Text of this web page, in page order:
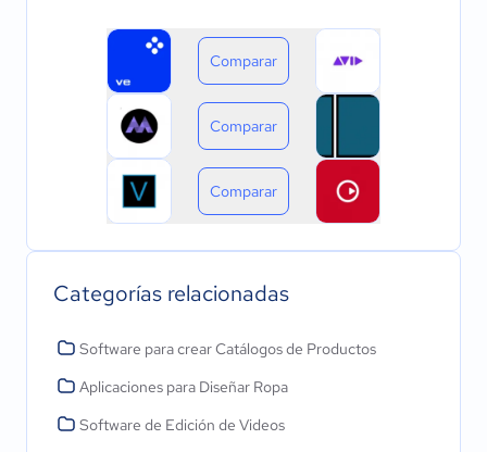
Comparar
Comparar
Comparar
Categorías relacionadas
Software para crear Catálogos de Productos
Aplicaciones para Diseñar Ropa
Software de Edición de Videos